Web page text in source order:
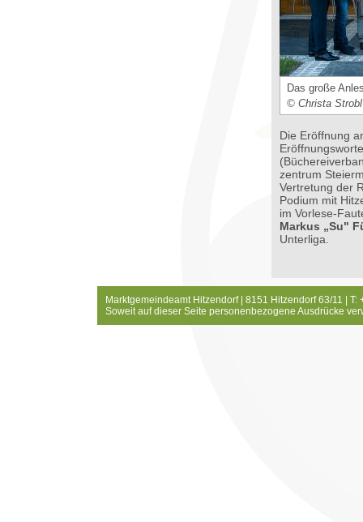
Das große
© Christa Strobl
Die Eröffnung
zentrum
Vertretung der
Podium mit
im Vorlese-
Markus „Su"
Unterliga.
Marktgemeindeamt Hitzendorf | 8151 Hitzendorf 63/11 |
Soweit auf dieser Seite personenbezogene Ausdrücke